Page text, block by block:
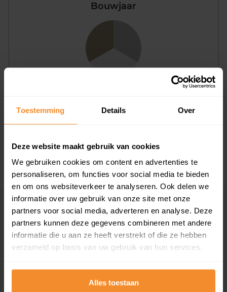
Toestemming Details Over
Deze website maakt gebruik van cookies
We gebruiken cookies om content en advertenties te
personaliseren, om functies voor social media te bieden
en om ons websiteverkeer te analyseren. Ook delen we
informatie over uw gebruik van onze site met onze
partners voor social media, adverteren en analyse. Deze
partners kunnen deze gegevens combineren met andere
informatie die u aan ze heeft verstrekt of die ze hebben
verzameld op basis van uw gebruik van hun services.
Alles toestaan
Bouwjaar
1946 - 1980
33%
2008 of later
Inwoners
Type huishoudens